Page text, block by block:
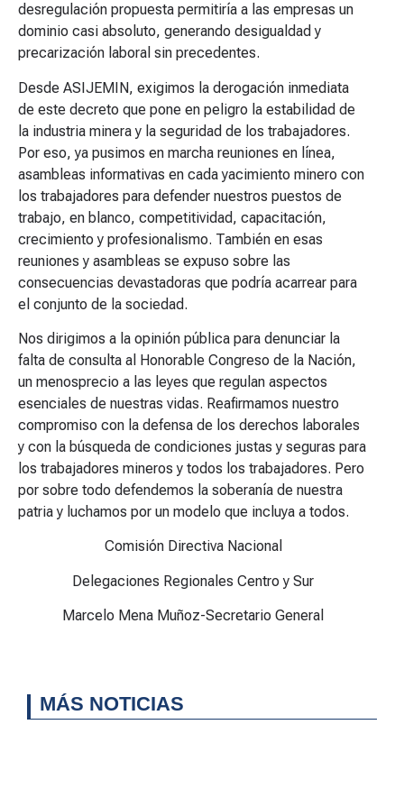
desregulación propuesta permitiría a las empresas un
dominio casi absoluto, generando desigualdad y
precarización laboral sin precedentes.
Desde ASIJEMIN, exigimos la derogación inmediata
de este decreto que pone en peligro la estabilidad de
la industria minera y la seguridad de los trabajadores.
Por eso, ya pusimos en marcha reuniones en línea,
asambleas informativas en cada yacimiento minero con
los trabajadores para defender nuestros puestos de
trabajo, en blanco, competitividad, capacitación,
crecimiento y profesionalismo. También en esas
reuniones y asambleas se expuso sobre las
consecuencias devastadoras que podría acarrear para
el conjunto de la sociedad.
Nos dirigimos a la opinión pública para denunciar la
falta de consulta al Honorable Congreso de la Nación,
un menosprecio a las leyes que regulan aspectos
esenciales de nuestras vidas. Reafirmamos nuestro
compromiso con la defensa de los derechos laborales
y con la búsqueda de condiciones justas y seguras para
los trabajadores mineros y todos los trabajadores. Pero
por sobre todo defendemos la soberanía de nuestra
patria y luchamos por un modelo que incluya a todos.
Comisión Directiva Nacional
Delegaciones Regionales Centro y Sur
Marcelo Mena Muñoz-Secretario General
MÁS NOTICIAS